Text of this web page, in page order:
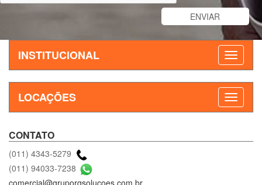
INSTITUCIONAL
LOCAÇÕES
CONTATO
(011) 4343-5279
(011) 94033-7238